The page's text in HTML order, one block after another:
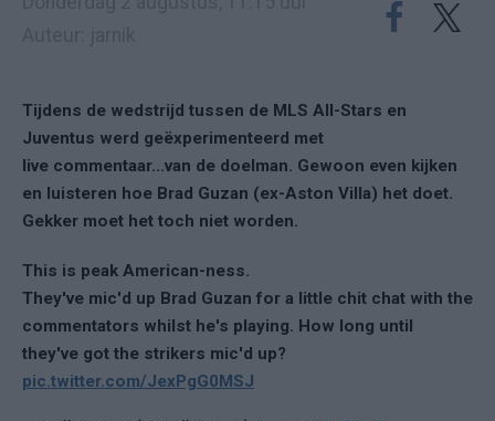
Tijdens de wedstrijd tussen de MLS All-Stars en
Juventus werd geëxperimenteerd met
live commentaar...van de doelman. Gewoon even kijken
en luisteren hoe Brad Guzan (ex-Aston Villa) het doet.
Gekker moet het toch niet worden.
This is peak American-ness.
They've mic'd up Brad Guzan for a little chit chat with the
commentators whilst he's playing. How long until
they've got the strikers mic'd up?
pic.twitter.com/JexPgG0MSJ